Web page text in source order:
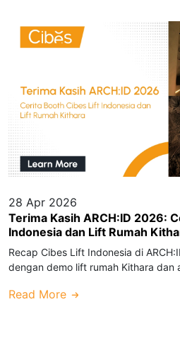
28 Apr 2026
Terima Kasih ARCH:ID 2026:
Indonesia dan Lift Rumah
Recap Cibes Lift Indonesia di
dengan demo lift rumah Kithara dan
Read More